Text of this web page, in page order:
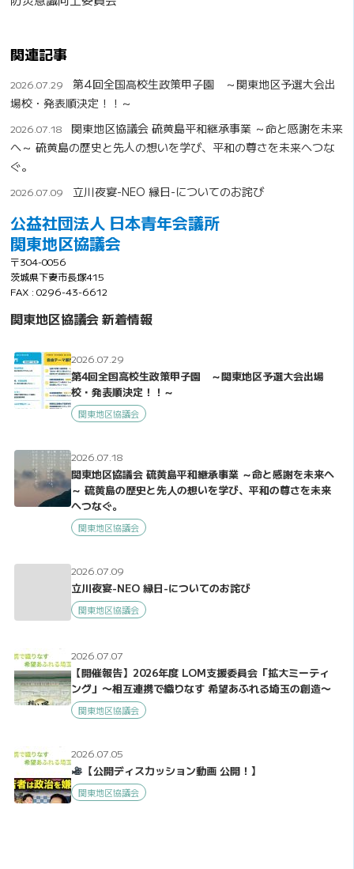
関連記事
2026.07.29
第4回全国高校生政策甲子園 ～関東地区予選大会出
場校・発表順決定！！～
2026.07.18
関東地区協議会 硫黄島平和継承事業 ～命と感謝を未来
へ～ 硫黄島の歴史と先人の想いを学び、平和の尊さを未来へつな
ぐ。
2026.07.09 立川夜宴-NEO 縁日-についてのお詫び
公益社団法人 日本青年会議所
関東地区協議会
〒304-0056
茨城県下妻市長塚415
FAX : 0296-43-6612
関東地区協議会 新着情報
2026.07.29
第4回全国高校生政策甲子園 ～関東地区予選大会出場
校・発表順決定！！～
関東地区協議会
2026.07.18
関東地区協議会 硫黄島平和継承事業 ～命と感謝を未来へ
～ 硫黄島の歴史と先人の想いを学び、平和の尊さを未来
へつなぐ。
関東地区協議会
2026.07.09
立川夜宴-NEO 縁日-についてのお詫び
関東地区協議会
2026.07.07
【開催報告】2026年度 LOM支援委員会「拡大ミーティ
ング」〜相互連携で織りなす 希望あふれる埼玉の創造〜
関東地区協議会
2026.07.05
【公開ディスカッション動画 公開！】
関東地区協議会